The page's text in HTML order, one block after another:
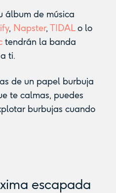
álbum de música
, Napster, TIDALo lo
tendrán la banda
ti.
de un papel burbuja
te calmas, puedes
burbujas cuando
escapada